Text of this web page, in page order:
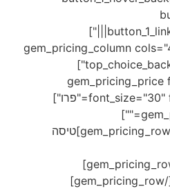
button_1_link="url:%23popmake-1044|||"]
[/gem_pricing_column][gem_pricing_column
top_choice_background_color="#383d50"]
[gem_pricing_price
font_size="30" font_size_time="26" price="פרו"]
[gem_pricing_row_title subtitle=""]
[/gem_pricing_row_title][gem_pricing_row]טיסה
[gem_pricing_row]מלון[/gem_pricing_row]
[gem_pricing_row]סקיפס[/gem_pricing_row]